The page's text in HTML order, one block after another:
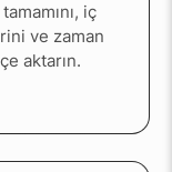
iç
ve zaman
aktarın.